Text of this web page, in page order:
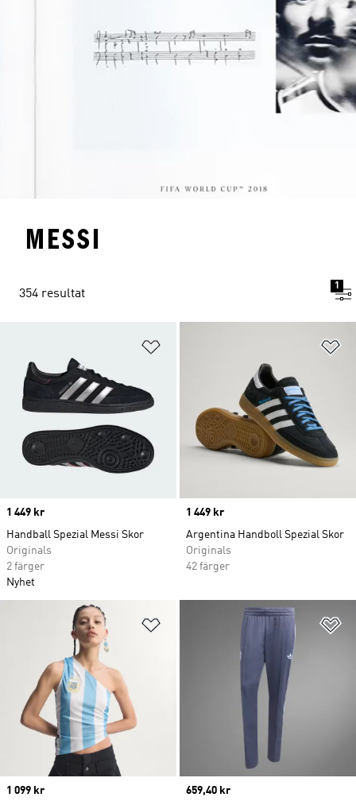
MESSI
354 resultat
1
Price
1 449 kr
Handball Spezial Messi Skor
Originals
2 färger
Nyhet
Price
1 449 kr
Argentina Handboll Spezial Skor
Originals
42 färger
Lägg till på önskelistan
Price
1 099 kr
Current price
659,40 kr